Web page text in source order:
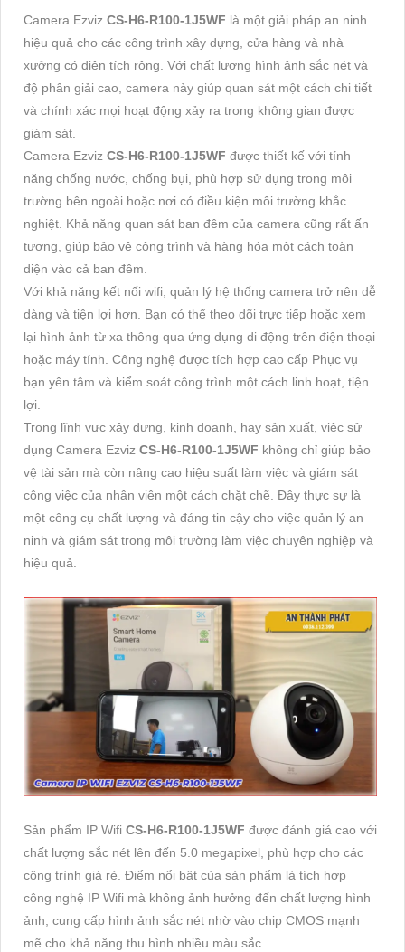
Camera Ezviz CS-H6-R100-1J5WF là một giải pháp an ninh
hiệu quả cho các công trình xây dựng, cửa hàng và nhà
xưởng có diện tích rộng. Với chất lượng hình ảnh sắc nét và
độ phân giải cao, camera này giúp quan sát một cách chi tiết
và chính xác mọi hoạt động xảy ra trong không gian được
giám sát.
Camera Ezviz CS-H6-R100-1J5WF được thiết kế với tính
năng chống nước, chống bụi, phù hợp sử dụng trong môi
trường bên ngoài hoặc nơi có điều kiện môi trường khắc
nghiệt. Khả năng quan sát ban đêm của camera cũng rất ấn
tượng, giúp bảo vệ công trình và hàng hóa một cách toàn
diện vào cả ban đêm.
Với khả năng kết nối wifi, quản lý hệ thống camera trở nên dễ
dàng và tiện lợi hơn. Bạn có thể theo dõi trực tiếp hoặc xem
lại hình ảnh từ xa thông qua ứng dụng di động trên điện thoại
hoặc máy tính. Công nghệ được tích hợp cao cấp Phục vụ
bạn yên tâm và kiểm soát công trình một cách linh hoạt, tiện
lợi.
Trong lĩnh vực xây dựng, kinh doanh, hay sản xuất, việc sử
dụng Camera Ezviz CS-H6-R100-1J5WF không chỉ giúp bảo
vệ tài sản mà còn nâng cao hiệu suất làm việc và giám sát
công việc của nhân viên một cách chặt chẽ. Đây thực sự là
một công cụ chất lượng và đáng tin cậy cho việc quản lý an
ninh và giám sát trong môi trường làm việc chuyên nghiệp và
hiệu quả.
Sản phẩm IP Wifi CS-H6-R100-1J5WF được đánh giá cao với
chất lượng sắc nét lên đến 5.0 megapixel, phù hợp cho các
công trình giá rẻ. Điểm nổi bật của sản phẩm là tích hợp
công nghệ IP Wifi mà không ảnh hưởng đến chất lượng hình
ảnh, cung cấp hình ảnh sắc nét nhờ vào chip CMOS mạnh
mẽ cho khả năng thu hình nhiều màu sắc.